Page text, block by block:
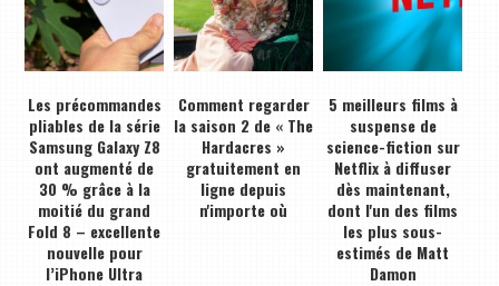
Les précommandes
pliables de la série
Samsung Galaxy Z8
ont augmenté de
30 % grâce à la
moitié du grand
Fold 8 – excellente
nouvelle pour
l’iPhone Ultra
Comment regarder
la saison 2 de « The
Hardacres »
gratuitement en
ligne depuis
n'importe où
5 meilleurs films à
suspense de
science-fiction sur
Netflix à diffuser
dès maintenant,
dont l'un des films
les plus sous-
estimés de Matt
Damon